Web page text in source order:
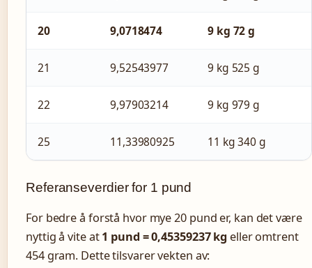
20 9,0718474 9 kg 72 g
21 9,52543977 9 kg 525 g
22 9,97903214 9 kg 979 g
25 11,33980925 11 kg 340 g
Referanseverdier for 1 pund
For bedre å forstå hvor mye 20 pund er, kan det være
nyttig å vite at1 pund = 0,45359237 kg eller omtrent
454 gram. Dette tilsvarer vekten av: